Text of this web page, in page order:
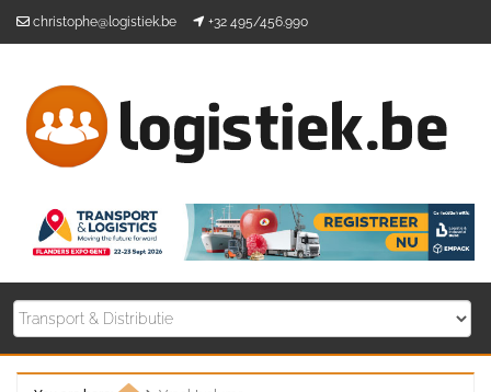
christophe@logistiek.be +32 495/456.990